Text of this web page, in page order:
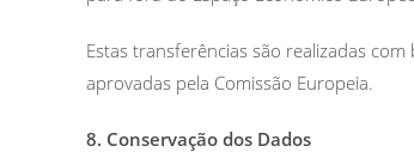
Estas transferências são realizadas
aprovadas pela Comissão Europeia.
8. Conservação dos Dados